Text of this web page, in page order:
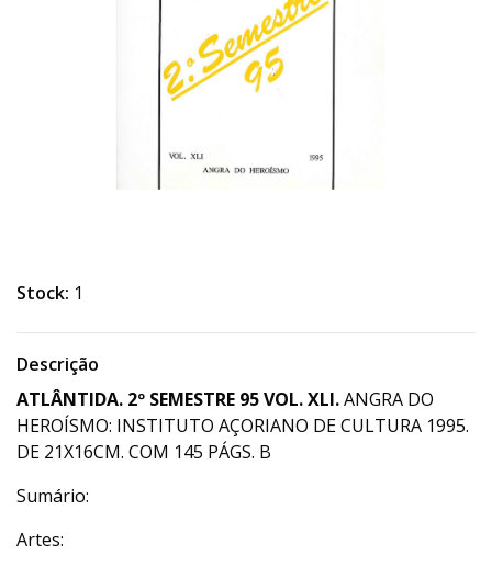
Stock: 1
Descrição
ATLÂNTIDA. 2º SEMESTRE 95VOL.XLI.ANGRA DO
HEROÍSMO: INSTITUTO AÇORIANO DE CULTURA 1995.
DE 21X16CM. COM 145 PÁGS. B
Sumário:
Artes: